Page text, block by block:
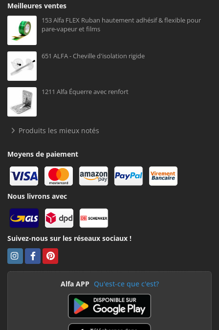
Meilleures ventes
153 Alfa FLEX Ruban hautement adhésif & flexible pour
pare-vapeur et films
651 ALFA - Cheville d'isolation rigide
1211 Alfa Équerre avec renfort
Produits les mieux notés
Moyens de paiement
Nous livrons avec
Suivez-nous sur les réseaux sociaux !
Alfa APP Qu'est-ce que c'est?